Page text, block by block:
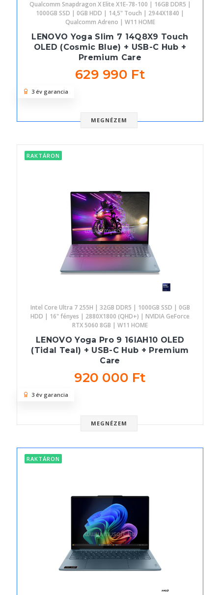
Qualcomm Snapdragon X Elite X1E-78-100 | 16GB DDR5 |
1000GB SSD | 0GB HDD | 14,5" Touch | 2944X1840 |
Qualcomm Adreno | W11 HOME
LENOVO Yoga Slim 7 14Q8X9 Touch
OLED (Cosmic Blue) + USB-C Hub +
Premium Care
629 990 Ft
MEGNÉZEM
3 év garancia
RAKTÁRON
Intel Core Ultra 7 255H | 32GB DDR5 | 1000GB SSD | 0GB
HDD | 16" fényes | 2880X1800 (QHD+) | NVIDIA GeForce
RTX 5060 8GB | W11 HOME
LENOVO Yoga Pro 9 16IAH10 OLED
(Tidal Teal) + USB-C Hub + Premium
Care
920 000 Ft
MEGNÉZEM
3 év garancia
RAKTÁRON